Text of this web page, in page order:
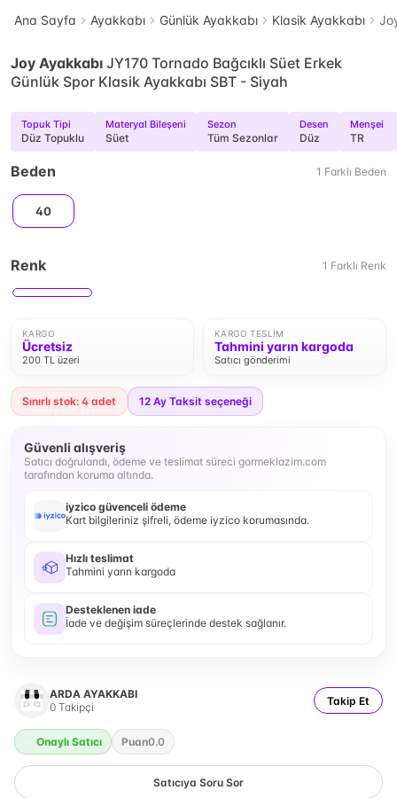
Ana Sayfa Ayakkabı Günlük Ayakkabı Klasik Ayakkabı
Joy Ayakkabı JY170 Tornado Bağcıklı Süet Erkek
Günlük Spor Klasik Ayakkabı SBT - Siyah
Topuk Tipi
Düz Topuklu
Materyal Bileşeni
Süet
Sezon
Tüm Sezonlar
Desen
Düz
Menşei
TR
Beden 1 Farklı Beden
40
Renk 1 Farklı Renk
KARGO
Ücretsiz
200 TL üzeri
KARGO TESLIM
Tahmini yarın kargoda
Satıcı gönderimi
Sınırlı stok: 4 adet 12 Ay Taksit seçeneği
Güvenli alışveriş
Satıcı doğrulandı, ödeme ve teslimat süreci gormeklazim.com
tarafından koruma altında.
iyzico güvenceli ödeme
Kart bilgileriniz şifreli, ödeme iyzico korumasında.
Hızlı teslimat
Tahmini yarın kargoda
Desteklenen iade
İade ve değişim süreçlerinde destek sağlanır.
ARDA AYAKKABI
0 Takipçi Takip Et
Onaylı Satıcı Puan0.0
Satıcıya Soru Sor